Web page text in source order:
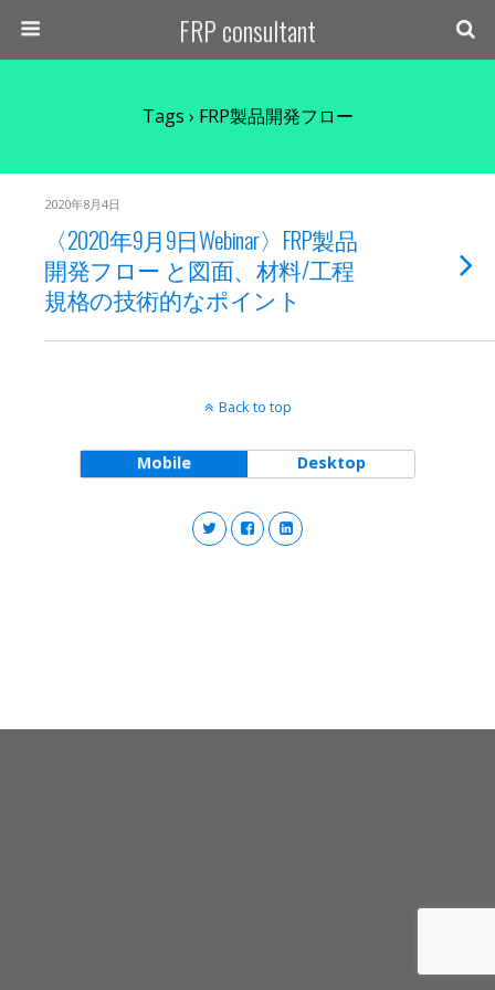
FRP consultant
Tags › FRP製品開発フロー
2020年8月4日
〈2020年9月9日Webinar〉FRP製品
開発フロー と図面、材料/工程
規格の技術的なポイント
Back to top
Mobile Desktop